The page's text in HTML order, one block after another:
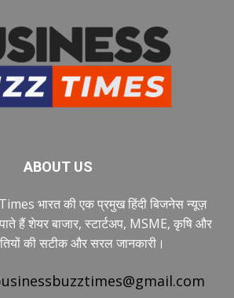
ABOUT US
भारत की एक प्रमुख हिंदी बिजनेस न्यूज़
हैं शेयर बाजार, स्टार्टअप, MSME, कृषि और
की सटीक और सरल जानकारी।